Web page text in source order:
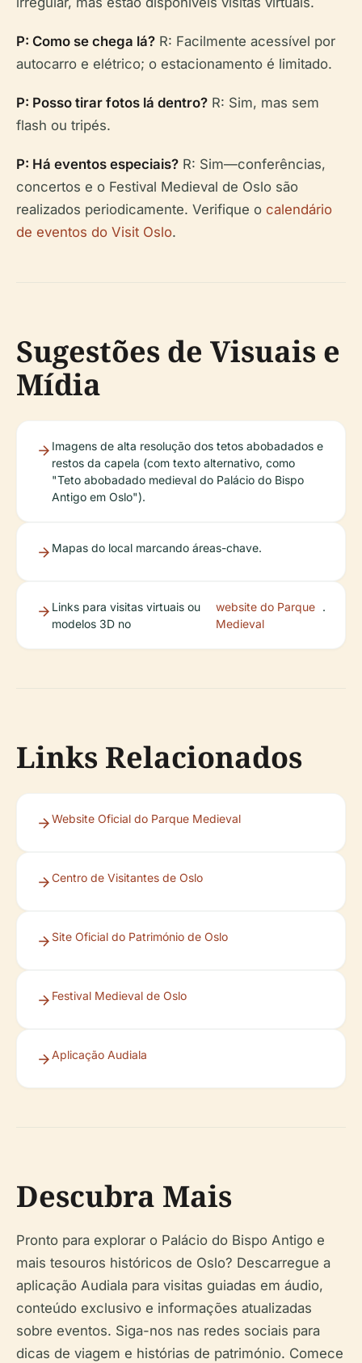
P: Como se chega lá? R: Facilmente acessível por
autocarro e elétrico; o estacionamento é limitado.
P: Posso tirar fotos lá dentro? R: Sim, mas sem
flash ou tripés.
P: Há eventos especiais? R: Sim—conferências,
concertos e o Festival Medieval de Oslo são
realizados periodicamente. Verifique o calendário
de eventos do Visit Oslo.
Sugestões de Visuais e
Mídia
Imagens de alta resolução dos tetos abobadados e
restos da capela (com texto alternativo, como
"Teto abobadado medieval do Palácio do Bispo
Antigo em Oslo").
Mapas do local marcando áreas-chave.
Links para visitas virtuais ou
modelos 3D no
website do Parque
Medieval
.
Links Relacionados
Website Oficial do Parque Medieval
Centro de Visitantes de Oslo
Site Oficial do Património de Oslo
Festival Medieval de Oslo
Aplicação Audiala
Descubra Mais
Pronto para explorar o Palácio do Bispo Antigo e
mais tesouros históricos de Oslo? Descarregue a
aplicação Audiala para visitas guiadas em áudio,
conteúdo exclusivo e informações atualizadas
sobre eventos. Siga-nos nas redes sociais para
dicas de viagem e histórias de património. Comece